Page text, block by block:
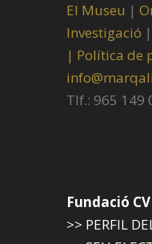
El Museu |
Investigació |
| Política de
Tlf.: 965 149
Fundació
>> PERFIL